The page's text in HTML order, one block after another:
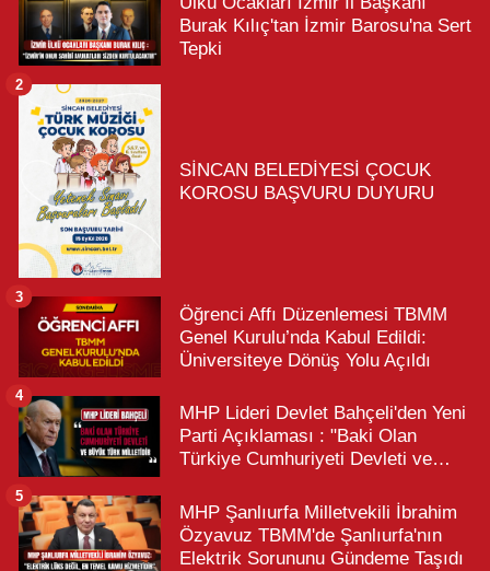
Burak Kılıç'tan İzmir Barosu'na Sert
Tepki
SİNCAN BELEDİYESİ ÇOCUK
KOROSU BAŞVURU DUYURU
2
Öğrenci Affı Düzenlemesi TBMM
Genel Kurulu’nda Kabul Edildi:
Üniversiteye Dönüş Yolu Açıldı
3
MHP Lideri Devlet Bahçeli'den Yeni
Parti Açıklaması : "Baki Olan
Türkiye Cumhuriyeti Devleti ve
4
MHP Şanlıurfa Milletvekili İbrahim
Özyavuz TBMM'de Şanlıurfa'nın
Elektrik Sorununu Gündeme Taşıdı
5